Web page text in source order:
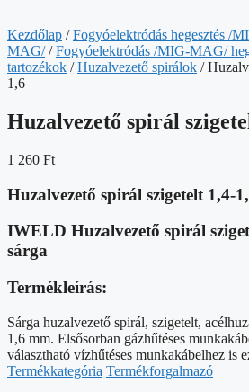
Kezdőlap /Fogyóelektródás hegesztés /
MAG//Fogyóelektródás /MIG-MAG/
tartozékok /Huzalvezető spirálok /
1,6
Huzalvezető spirál
1 260 Ft
Huzalvezető spirál szigetelt 1,4-
IWELD Huzalvezető spirál
sárga
Termékleírás:
Sárga huzalvezető spirál, szigetelt,
1,6 mm. Elsősorban gázhűtéses
választható vízhűtéses munkakábelhez is
Termékkategória Termékforgalmazó